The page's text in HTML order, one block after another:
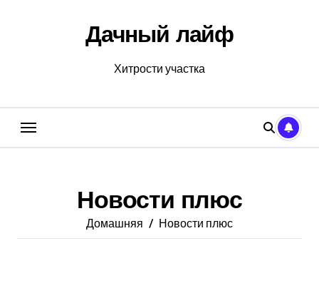
Дачный лайф
Хитрости участка
Новости плюс
Домашняя Новости плюс